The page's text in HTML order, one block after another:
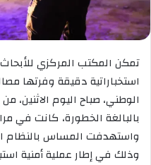
تمكن المكتب المركزي
استخباراتية دقيقة وفرتها
الوطني، صباح اليوم
بالبالغة الخطورة، كانت في
واستهدفت المساس بالنظام
وذلك في إطار عملية أمنية